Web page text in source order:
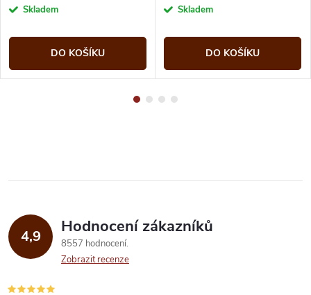
cena:Skladem
DO KOŠÍKU
cena:Skladem
DO KOŠÍKU
4,9 Hodnocení zákazníků
8557 hodnocení
Zobrazit recenze